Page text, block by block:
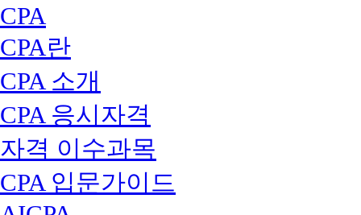
CPA
CPA란
CPA 소개
CPA 응시자격
자격 이수과목
CPA 입문가이드